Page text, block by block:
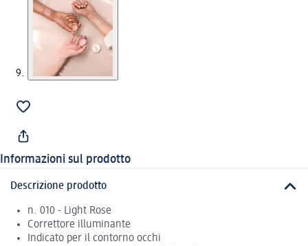
Informazioni sul prodotto
Descrizione prodotto
n. 010 - Light Rose
Correttore illuminante
Indicato per il contorno occhi